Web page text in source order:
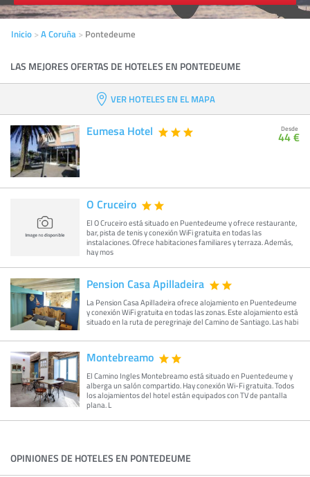
Inicio A Coruña Pontedeume
LAS MEJORES OFERTAS DE HOTELES EN PONTEDEUME
VER HOTELES EN EL MAPA
Eumesa Hotel Desde
44 €
O Cruceiro
El O Cruceiro está situado en Puentedeume y ofrece restaurante,
bar, pista de tenis y conexión WiFi gratuita en todas las
instalaciones. Ofrece habitaciones familiares y terraza. Además,
hay mos
Pension Casa Apilladeira
La Pension Casa Apilladeira ofrece alojamiento en Puentedeume
y conexión WiFi gratuita en todas las zonas. Este alojamiento está
situado en la ruta de peregrinaje del Camino de Santiago. Las habi
Montebreamo
El Camino Ingles Montebreamo está situado en Puentedeume y
alberga un salón compartido. Hay conexión Wi-Fi gratuita. Todos
los alojamientos del hotel están equipados con TV de pantalla
plana. L
OPINIONES DE HOTELES EN PONTEDEUME